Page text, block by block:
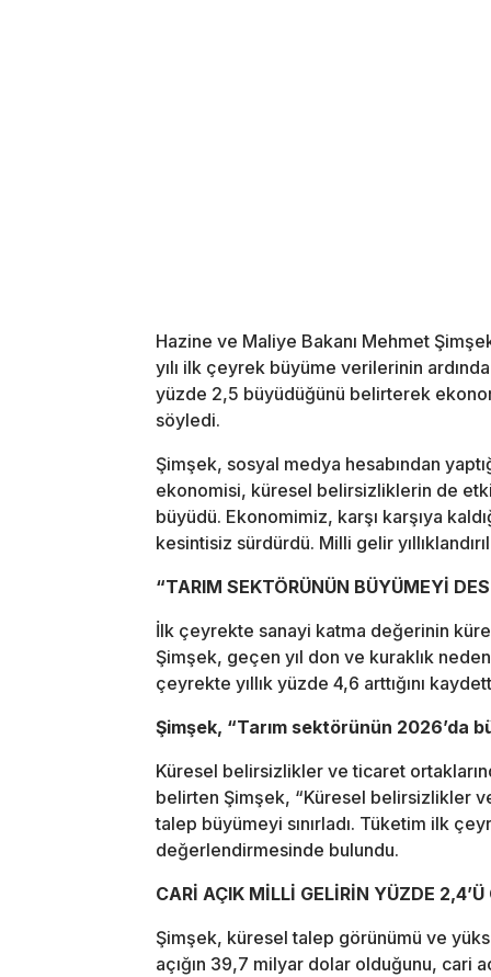
Hazine ve Maliye Bakanı Mehmet
yılı ilk çeyrek büyüme verilerinin
yüzde 2,5 büyüdüğünü belirterek
söyledi.
Şimşek, sosyal medya hesabından
ekonomisi, küresel belirsizliklerin de
büyüdü. Ekonomimiz, karşı karşıya
kesintisiz sürdürdü. Milli gelir
“TARIM SEKTÖRÜNÜN BÜYÜMEYİ
İlk çeyrekte sanayi katma değerinin
Şimşek, geçen yıl don ve kuraklık
çeyrekte yıllık yüzde 4,6 arttığını
Şimşek, “Tarım sektörünün 2026’da
Küresel belirsizlikler ve ticaret
belirten Şimşek, “Küresel belirsizlikler
talep büyümeyi sınırladı. Tüketim ilk
değerlendirmesinde bulundu.
CARİ AÇIK MİLLİ GELİRİN YÜZDE 2,4’Ü
Şimşek, küresel talep görünümü ve
açığın 39,7 milyar dolar olduğunu, cari